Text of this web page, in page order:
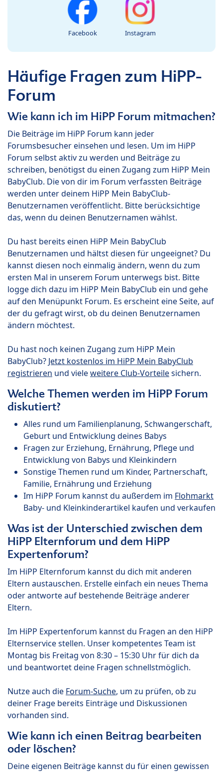
Facebook Instagram
Häufige Fragen zum HiPP-
Forum
Wie kann ich im HiPP Forum mitmachen?
Die Beiträge im HiPP Forum kann jeder
Forumsbesucher einsehen und lesen. Um im HiPP
Forum selbst aktiv zu werden und Beiträge zu
schreiben, benötigst du einen Zugang zum HiPP Mein
BabyClub. Die von dir im Forum verfassten Beiträge
werden unter deinem HiPP Mein BabyClub-
Benutzernamen veröffentlicht. Bitte berücksichtige
das, wenn du deinen Benutzernamen wählst.
Du hast bereits einen HiPP Mein BabyClub
Benutzernamen und hältst diesen für ungeeignet? Du
kannst diesen noch einmalig ändern, wenn du zum
ersten Mal in unserem Forum unterwegs bist. Bitte
logge dich dazu im HiPP Mein BabyClub ein und gehe
auf den Menüpunkt Forum. Es erscheint eine Seite, auf
der du gefragt wirst, ob du deinen Benutzernamen
ändern möchtest.
Du hast noch keinen Zugang zum HiPP Mein
BabyClub? Jetzt kostenlos im HiPP Mein BabyClub
registrieren und vieleweitere Club-Vorteilesichern.
Welche Themen werden im HiPP Forum
diskutiert?
Alles rund um Familienplanung, Schwangerschaft,
Geburt und Entwicklung deines Babys
Fragen zur Erziehung, Ernährung, Pflege und
Entwicklung von Babys und Kleinkindern
Sonstige Themen rund um Kinder, Partnerschaft,
Familie, Ernährung und Erziehung
Im HiPP Forum kannst du außerdem im Flohmarkt
Baby- und Kleinkinderartikel kaufen und verkaufen
Was ist der Unterschied zwischen dem
HiPP Elternforum und dem HiPP
Expertenforum?
Im HiPP Elternforum kannst du dich mit anderen
Eltern austauschen. Erstelle einfach ein neues Thema
oder antworte auf bestehende Beiträge anderer
Eltern.
Im HiPP Expertenforum kannst du Fragen an den HiPP
Elternservice stellen. Unser kompetentes Team ist
Montag bis Freitag von 8:30 – 15:30 Uhr für dich da
und beantwortet deine Fragen schnellstmöglich.
Nutze auch die Forum-Suche, um zu prüfen, ob zu
deiner Frage bereits Einträge und Diskussionen
vorhanden sind.
Wie kann ich einen Beitrag bearbeiten
oder löschen?
Deine eigenen Beiträge kannst du für einen gewissen